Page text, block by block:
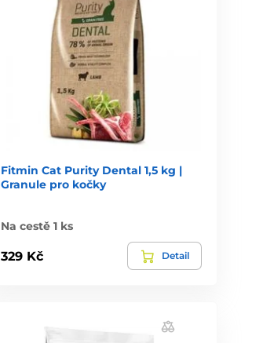
Fitmin Cat Purity Dental 1,5 kg |
Granule pro kočky
Na cestě 1 ks
329 Kč Detail